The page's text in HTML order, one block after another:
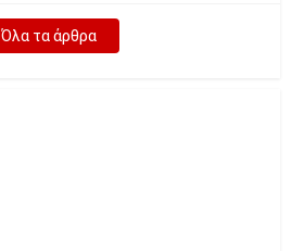
Όλα τα άρθρα